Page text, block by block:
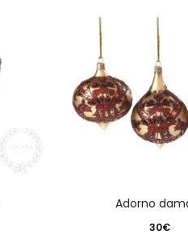
adorno
30€